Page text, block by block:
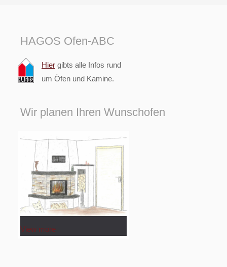
HAGOS Ofen-ABC
Hier gibts alle Infos rund
um Öfen und Kamine.
Wir planen Ihren Wunschofen
View more